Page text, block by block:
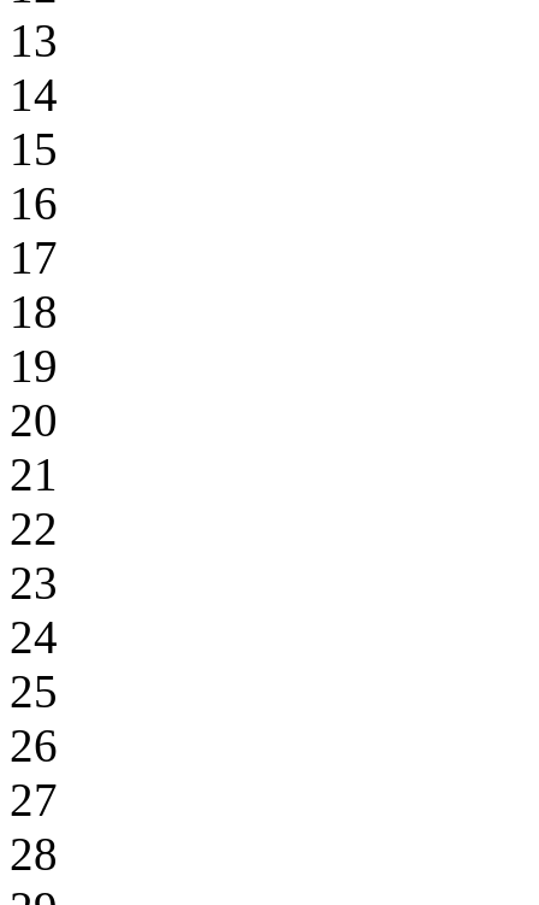
13
14
15
16
17
18
19
20
21
22
23
24
25
26
27
28